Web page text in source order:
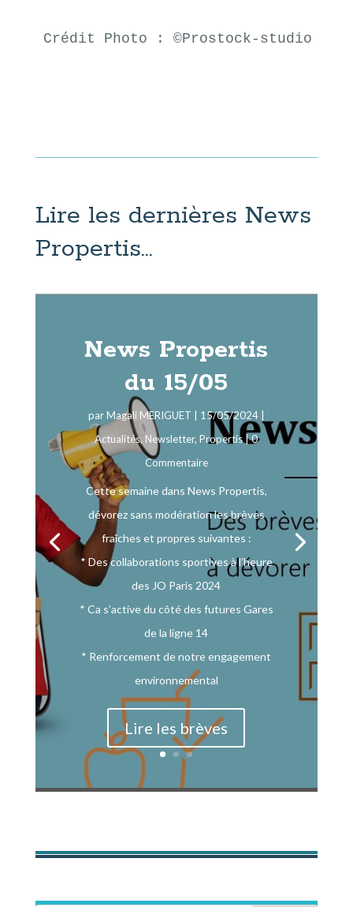
Crédit Photo : ©Prostock-studio
Lire les dernières News
Propertis…
News Propertis
du 15/05
parMagali MERIGUET 15/05/2024|
Actualités, Newsletter,Propertis| 0
Commentaire
Cette semaine dans News Propertis,
dévorez sans modération les brèves
fraîches et propres suivantes :
* Des collaborations sportives à l’heure
des JO Paris 2024
* Ca s’active du côté des futures Gares
de la ligne 14
* Renforcement de notre engagement
environnemental
Lire les brèves